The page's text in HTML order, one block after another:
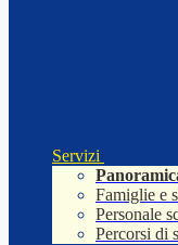
Servizi
Famiglie e
Personale
Percorsi di